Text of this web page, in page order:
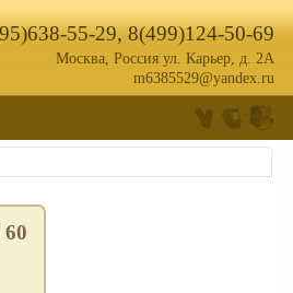
55-29,8(499)124-50-69
Москва, Россия ул. Карьер, д. 2А
m6385529@yandex.ru